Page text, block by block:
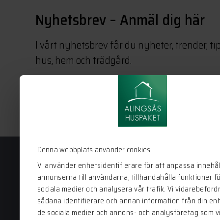
Denna webbplats använder cookies
Vi använder enhetsidentifierare för att anpassa
annonserna till användarna, tillhandahålla funktioner
sociala medier och analysera vår trafik. Vi
sådana identifierare och annan information från din
de sociala medier och annons- och analysföretag som vi
Nyhetsbrev – Anmäl dig här
I vårt nyhetsbrev får du nyheter, trender,
hus, hem och trädgård.
Alingsås Huspaket
Bergstena Sågen 1